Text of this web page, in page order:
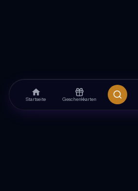
Startseite Geschenkkarten